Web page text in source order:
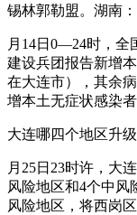
锡林郭勒盟。湖南
月14日0—24时，全
建设兵团报告新增
在大连市），其余
增本土无症状感染
大连哪四个地区升
月25日23时许，大
风险地区和4个中风
风险地区，将西岗